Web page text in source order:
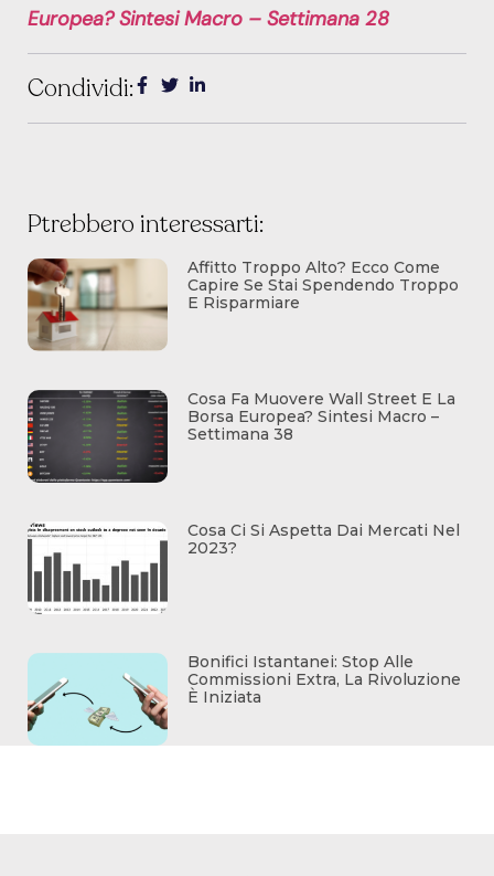
Europea? Sintesi Macro – Settimana 28
Condividi:
Ptrebbero interessarti:
Affitto Troppo Alto? Ecco Come
Capire Se Stai Spendendo Troppo
E Risparmiare
Cosa Fa Muovere Wall Street E La
Borsa Europea? Sintesi Macro –
Settimana 38
Cosa Ci Si Aspetta Dai Mercati Nel
2023?
Bonifici Istantanei: Stop Alle
Commissioni Extra, La Rivoluzione
È Iniziata